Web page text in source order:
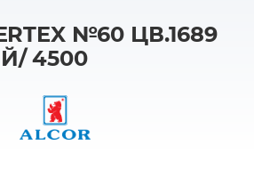
№60 ЦВ.1689
4500